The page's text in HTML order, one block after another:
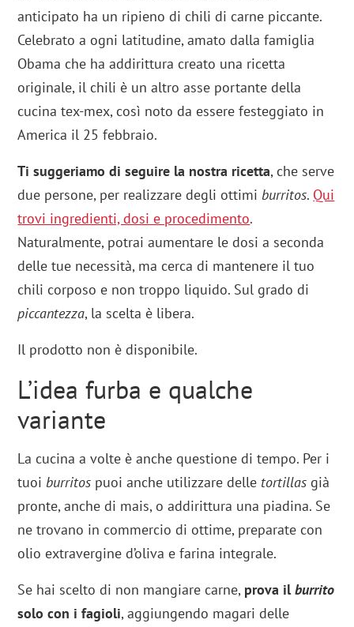
anticipato ha un ripieno di chili di carne piccante.
Celebrato a ogni latitudine, amato dalla famiglia
Obama che ha addirittura creato una ricetta
originale, il chili è un altro asse portante della
cucina tex-mex, così noto da essere festeggiato in
America il 25 febbraio.
Ti suggeriamo di seguire la nostra ricetta, che serve
due persone, per realizzare degli ottimi burritos. Qui
trovi ingredienti, dosi e procedimento.
Naturalmente, potrai aumentare le dosi a seconda
delle tue necessità, ma cerca di mantenere il tuo
chili corposo e non troppo liquido. Sul grado di
piccantezza, la scelta è libera.
Il prodotto non è disponibile.
L’idea furba e qualche
variante
La cucina a volte è anche questione di tempo. Per i
tuoi burritos puoi anche utilizzare delle tortillas già
pronte, anche di mais, o addirittura una piadina. Se
ne trovano in commercio di ottime, preparate con
olio extravergine d’oliva e farina integrale.
Se hai scelto di non mangiare carne, prova ilburrito
solo con i fagioli, aggiungendo magari delle